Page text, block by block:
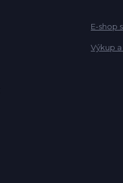
E-shop
Výkup